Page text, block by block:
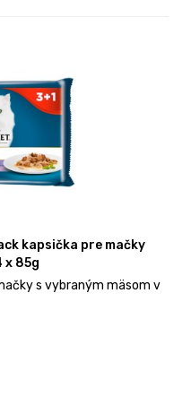
kapsička pre mačky
x 85g
s vybraným mäsom v